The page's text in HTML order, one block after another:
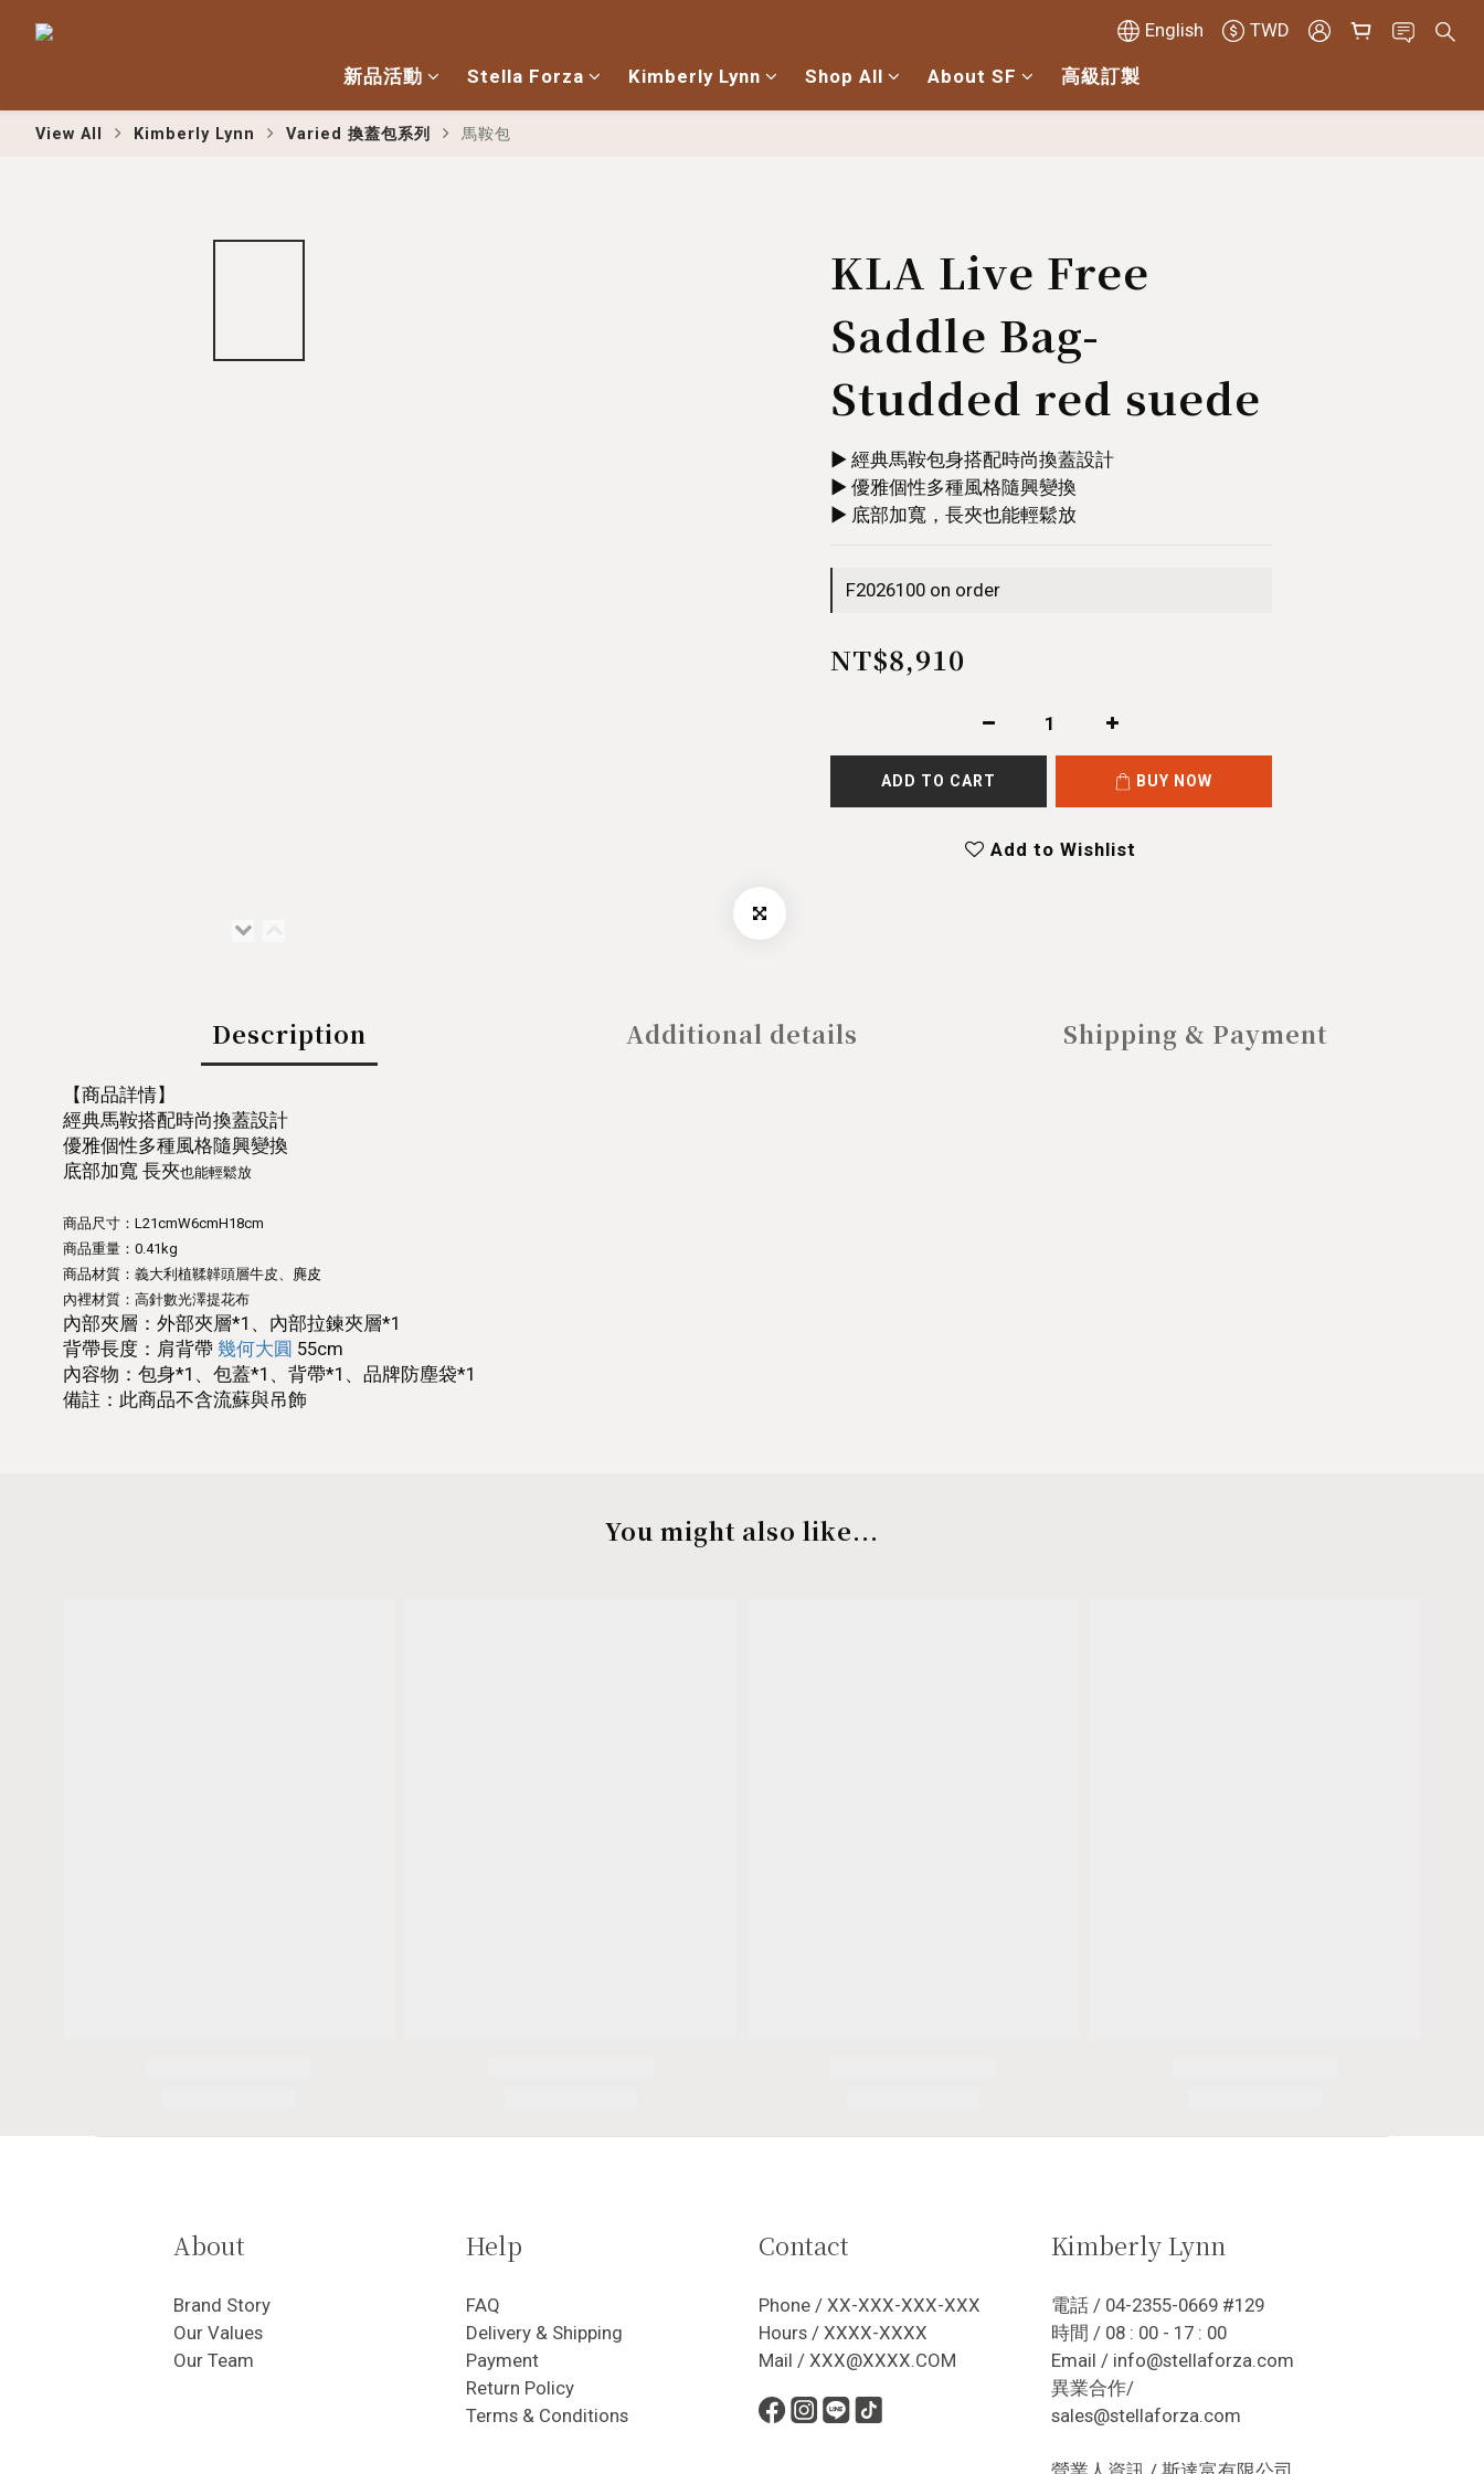
English TWD
新品活動 Stella Forza Kimberly Lynn Shop All About SF 高級訂製
View All Kimberly Lynn Varied 換蓋包系列 馬鞍包
KLA Live Free
Saddle Bag-
Studded red suede
▶︎ 經典馬鞍包身搭配時尚換蓋設計
▶︎ 優雅個性多種風格隨興變換
▶︎ 底部加寬，長夾也能輕鬆放
F2026100 on order
NT$8,910
ADD TO CART BUY NOW
Add to Wishlist
Description Additional details Shipping & Payment
【商品詳情】
經典馬鞍搭配時尚換蓋設計
優雅個性多種風格隨興變換
底部加寬 長夾也能輕鬆放
商品尺寸：L21cmW6cmH18cm
商品重量：0.41kg
商品材質：義大利植鞣韚頭層牛皮、
麂皮
內裡材質：高針數光澤提花布
內部夾層：外部夾層*1、內部拉鍊夾層*1
背帶長度：肩背帶 幾何大圓 55cm
內容物：包身*1、包蓋*1、背帶*1、品牌防塵袋*1
備註：此商品不含流蘇與吊飾
You might also like...
About
Brand Story
Our Values
Our Team
Help
FAQ
Delivery & Shipping
Payment
Return Policy
Terms & Conditions
Contact
Phone / XX-XXX-XXX-XXX
Hours / XXXX-XXXX
Mail / XXX@XXXX.COM
Kimberly Lynn
電話 / 04-2355-0669 #129
時間 / 08 : 00 - 17 : 00
Email / info@stellaforza.com
異業合作/
sales@stellaforza.com